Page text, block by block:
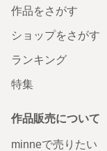
作品をさがす
ショップをさがす
ランキング
特集
作品販売について
minneで売りたい